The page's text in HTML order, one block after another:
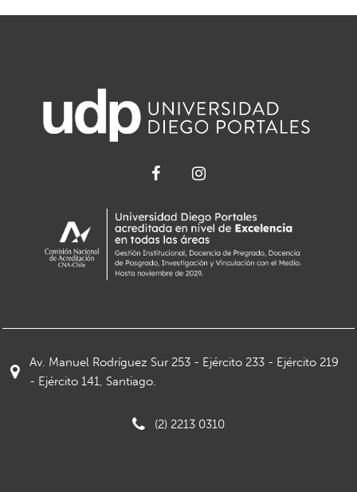
Av. Manuel Rodríguez Sur 253 - Ejército 233 - Ejército 219
- Ejército 141, Santiago.
(2) 2213 0310